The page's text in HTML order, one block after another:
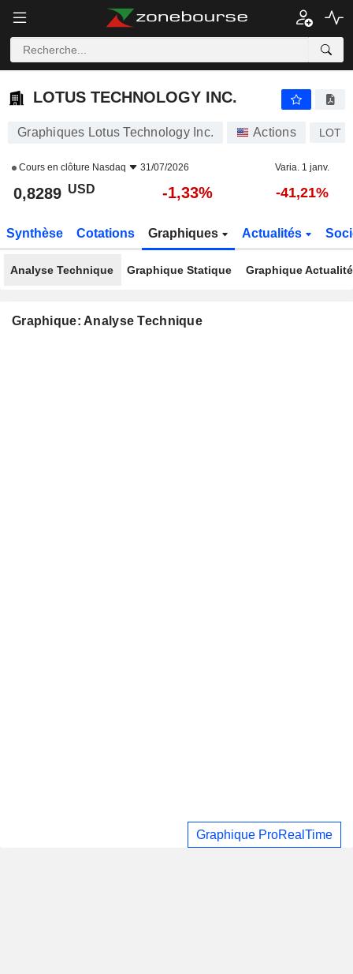
LOTUS TECHNOLOGY INC.
LOTUS TECHNOLOGY INC.
Graphiques Lotus Technology Inc. Actions LOT
Cours en clôture Nasdaq 31/07/2026 Varia. 1 janv.
0,8289 USD -1,33% -41,21%
Synthèse Cotations Graphiques Actualités
Analyse Technique Graphique Statique Graphique
Graphique: Analyse Technique
Graphique ProRealTime